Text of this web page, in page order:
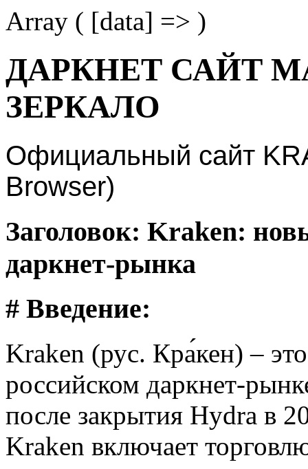
Array ( [data] => )
ДАРКНЕТ САЙТ
ЗЕРКАЛО
Официальный сайт
Browser)
Заголовок: Kraken:
даркнет-рынка
# Введение:
Kraken (рус. Кра́кен) –
российском даркнет-
после закрытия Hydra в
Kraken включает